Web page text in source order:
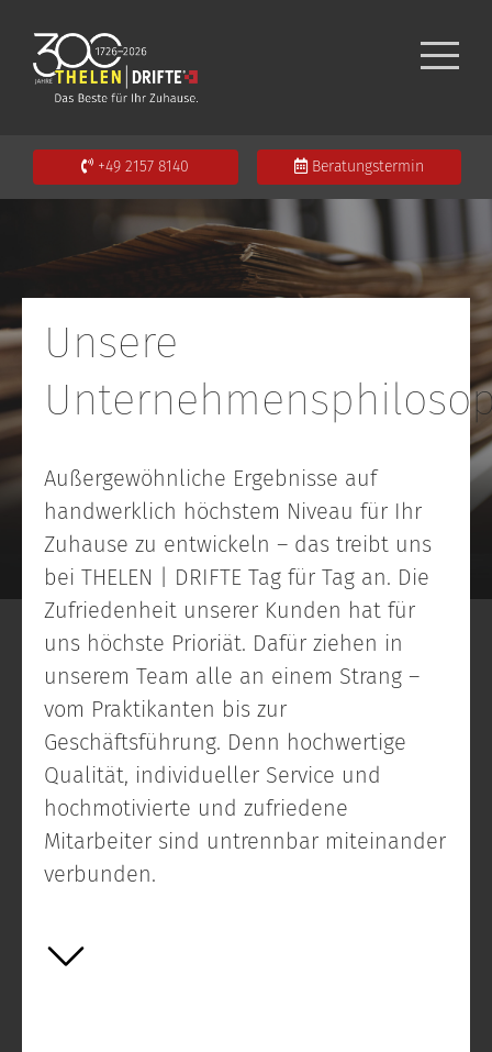
+49 2157 8140 Beratungstermin
Unsere
Außergewöhnliche Ergebnisse auf
handwerklich höchstem Niveau für Ihr
Zuhause zu entwickeln – das treibt uns
bei THELEN | DRIFTE Tag für Tag an. Die
Zufriedenheit unserer Kunden hat für
uns höchste Prioriät. Dafür ziehen in
unserem Team alle an einem Strang –
vom Praktikanten bis zur
Geschäftsführung. Denn hochwertige
Qualität, individueller Service und
hochmotivierte und zufriedene
Mitarbeiter sind untrennbar miteinander
verbunden.